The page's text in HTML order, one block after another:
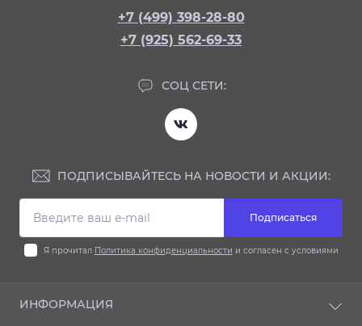
+7 (499) 398-28-80
+7 (925) 562-69-33
СОЦ СЕТИ:
ПОДПИСЫВАЙТЕСЬ НА НОВОСТИ И АКЦИИ:
Подписаться
Я прочитал Политика конфиденциальности и согласен с условиями
ИНФОРМАЦИЯ